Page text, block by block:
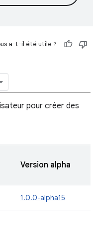
a-t-il été utile ?
pour créer des
Version alpha
1.0.0-alpha15